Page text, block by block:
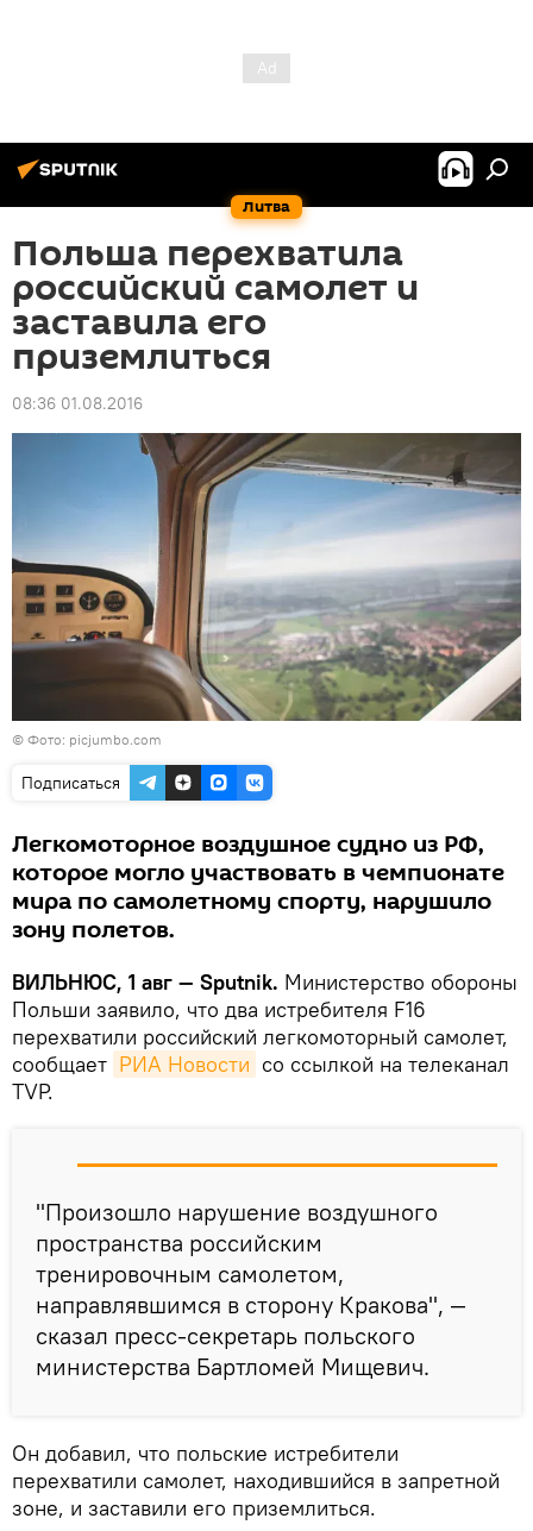
Литва
Польша перехватила
российский самолет и
заставила его
приземлиться
08:36 01.08.2016
© Фото: picjumbo.com
Подписаться
Легкомоторное воздушное судно из РФ,
которое могло участвовать в чемпионате
мира по самолетному спорту, нарушило
зону полетов.
ВИЛЬНЮС, 1 авг — Sputnik. Министерство обороны
Польши заявило, что два истребителя F16
перехватили российский легкомоторный самолет,
сообщает РИА Новости со ссылкой на телеканал
TVP.
"Произошло нарушение воздушного
пространства российским
тренировочным самолетом,
направлявшимся в сторону Кракова", —
сказал пресс-секретарь польского
министерства Бартломей Мищевич.
Он добавил, что польские истребители
перехватили самолет, находившийся в запретной
зоне, и заставили его приземлиться.